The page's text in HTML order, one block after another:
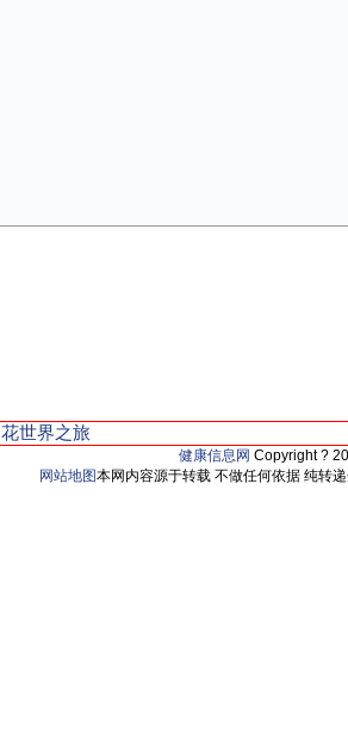
花世界之旅
健康信息网 Copyright ?
网站地图本网内容源于转载 不做任何依据 纯转